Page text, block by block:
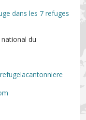
dans les 7 refuges
du